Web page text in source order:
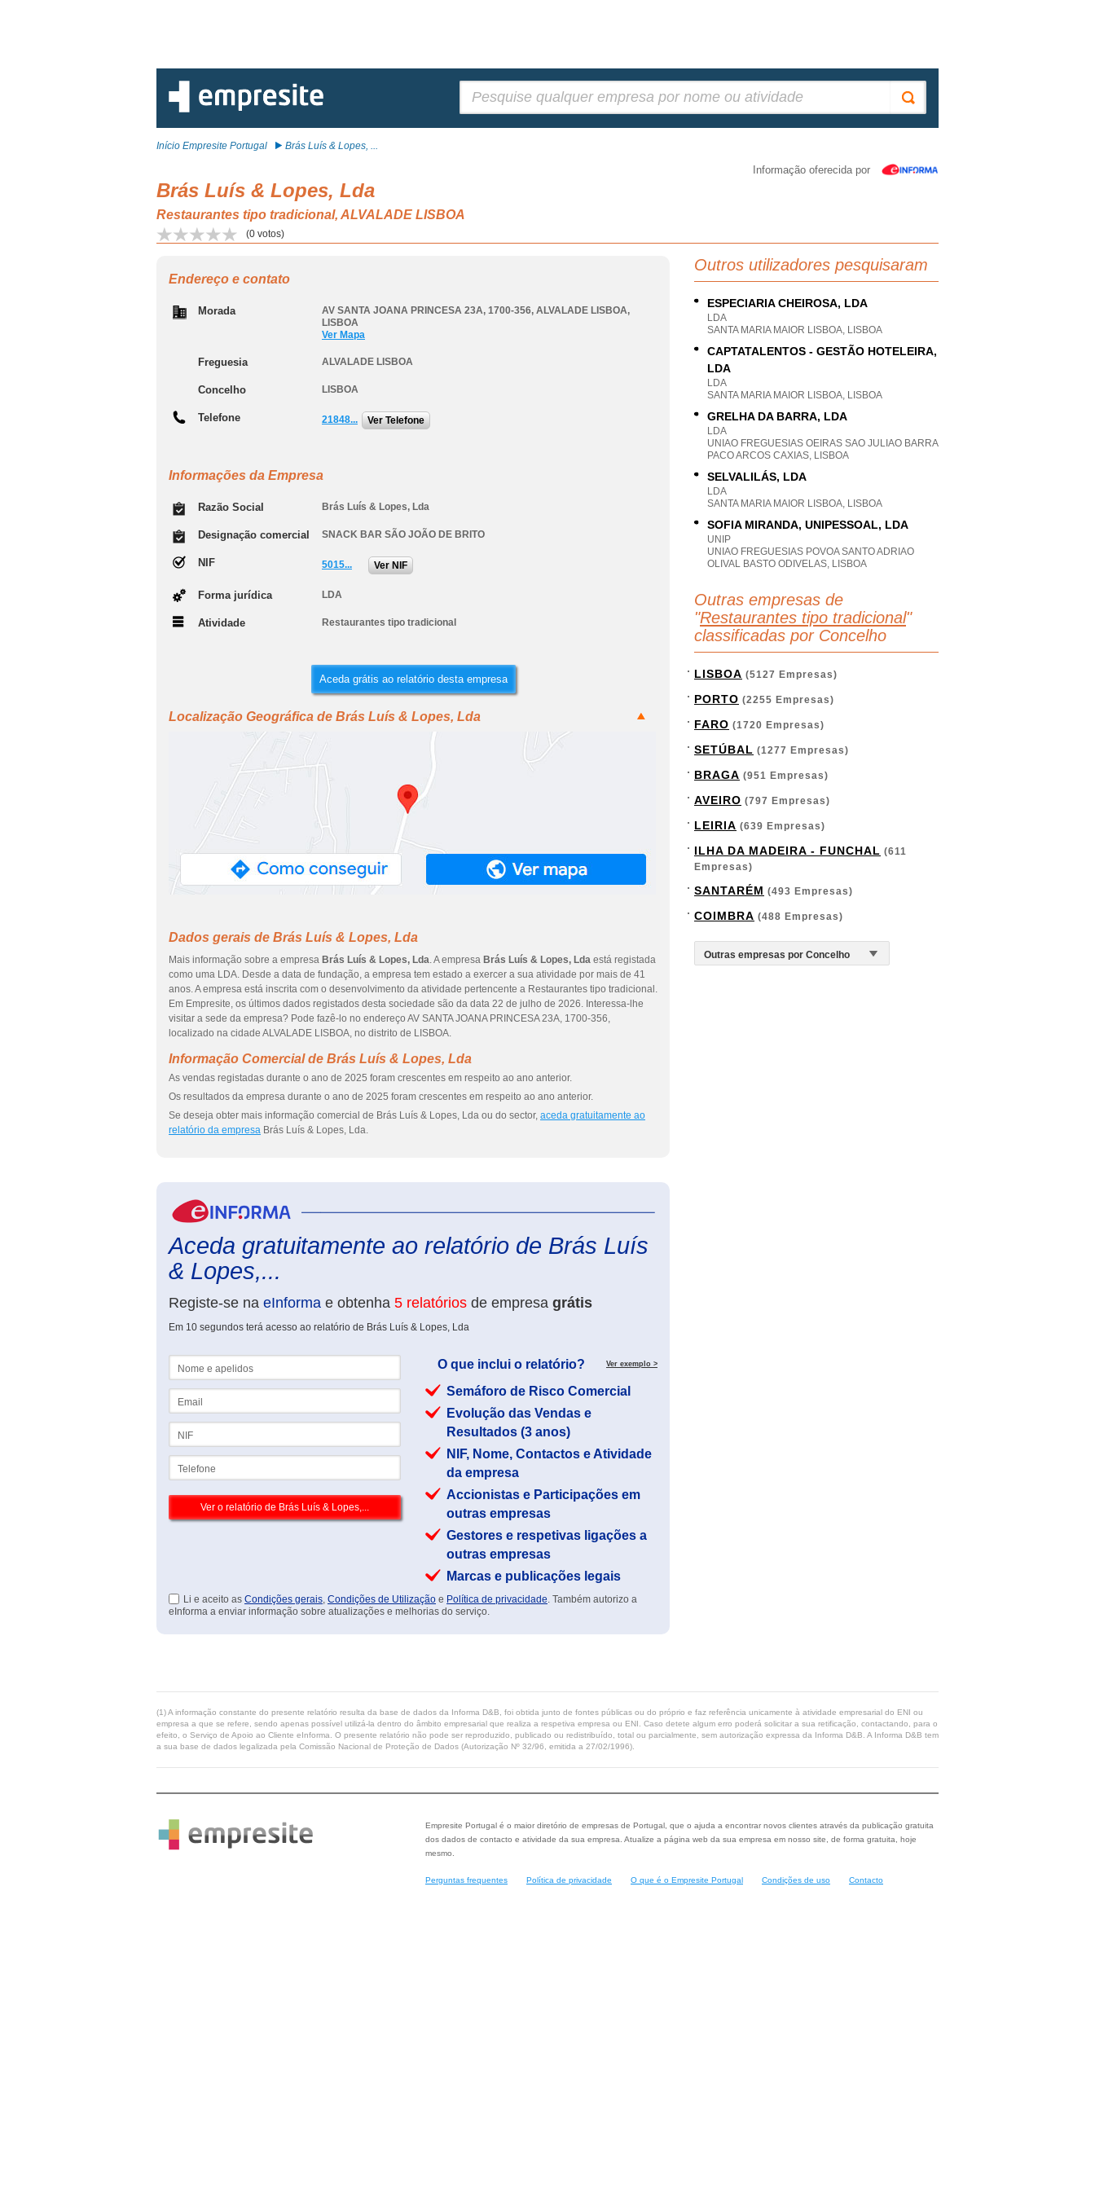
Início Empresite Portugal Brás Luís & Lopes, ...
Informação oferecida por
Brás Luís & Lopes, Lda
Restaurantes tipo tradicional, ALVALADE LISBOA
(0 votos)
Endereço e contato
Morada AV SANTA JOANA PRINCESA 23A, 1700-356, ALVALADE LISBOA,
LISBOA
Ver Mapa
Freguesia ALVALADE LISBOA
Concelho LISBOA
Telefone 21848... Ver Telefone
Informações da Empresa
Razão Social Brás Luís & Lopes, Lda
Designação comercial SNACK BAR SÃO JOÃO DE BRITO
NIF 5015... Ver NIF
Forma jurídica LDA
Atividade Restaurantes tipo tradicional
Aceda grátis ao relatório desta empresa
Localização Geográfica de Brás Luís & Lopes, Lda
Dados gerais de Brás Luís & Lopes, Lda
Mais informação sobre a empresa Brás Luís & Lopes, Lda. A empresa Brás Luís & Lopes, Lda está registada
como uma LDA. Desde a data de fundação, a empresa tem estado a exercer a sua atividade por mais de 41
anos. A empresa está inscrita com o desenvolvimento da atividade pertencente a Restaurantes tipo tradicional.
Em Empresite, os últimos dados registados desta sociedade são da data 22 de julho de 2026. Interessa-lhe
visitar a sede da empresa? Pode fazê-lo no endereço AV SANTA JOANA PRINCESA 23A, 1700-356,
localizado na cidade ALVALADE LISBOA, no distrito de LISBOA.
Informação Comercial de Brás Luís & Lopes, Lda
As vendas registadas durante o ano de 2025 foram crescentes em respeito ao ano anterior.
Os resultados da empresa durante o ano de 2025 foram crescentes em respeito ao ano anterior.
Se deseja obter mais informação comercial de Brás Luís & Lopes, Lda ou do sector, aceda gratuitamente ao
relatório da empresa Brás Luís & Lopes, Lda.
Aceda gratuitamente ao relatório de Brás Luís
& Lopes,...
Registe-se na eInforma e obtenha 5 relatórios de empresa grátis
Em 10 segundos terá acesso ao relatório de Brás Luís & Lopes, Lda
O que inclui o relatório? Ver exemplo >
Semáforo de Risco Comercial
Evolução das Vendas e
Resultados (3 anos)
NIF, Nome, Contactos e Atividade
da empresa
Accionistas e Participações em
outras empresas
Gestores e respetivas ligações a
outras empresas
Marcas e publicações legais
Li e aceito as Condições gerais, Condições de Utilização e Política de privacidade. Também autorizo a
eInforma a enviar informação sobre atualizações e melhorias do serviço.
Outros utilizadores pesquisaram
ESPECIARIA CHEIROSA, LDA
LDA
SANTA MARIA MAIOR LISBOA, LISBOA
CAPTATALENTOS - GESTÃO HOTELEIRA,
LDA
LDA
SANTA MARIA MAIOR LISBOA, LISBOA
GRELHA DA BARRA, LDA
LDA
UNIAO FREGUESIAS OEIRAS SAO JULIAO BARRA
PACO ARCOS CAXIAS, LISBOA
SELVALILÁS, LDA
LDA
SANTA MARIA MAIOR LISBOA, LISBOA
SOFIA MIRANDA, UNIPESSOAL, LDA
UNIP
UNIAO FREGUESIAS POVOA SANTO ADRIAO
OLIVAL BASTO ODIVELAS, LISBOA
Outras empresas de
"Restaurantes tipo tradicional"
classificadas por Concelho
LISBOA (5127 Empresas)
PORTO (2255 Empresas)
FARO (1720 Empresas)
SETÚBAL (1277 Empresas)
BRAGA (951 Empresas)
AVEIRO (797 Empresas)
LEIRIA (639 Empresas)
ILHA DA MADEIRA - FUNCHAL (611
Empresas)
SANTARÉM (493 Empresas)
COIMBRA (488 Empresas)
(1) A informação constante do presente relatório resulta da base de dados da Informa D&B, foi obtida junto de fontes públicas ou do próprio e faz referência unicamente à atividade empresarial do ENI ou
empresa a que se refere, sendo apenas possível utilizá-la dentro do âmbito empresarial que realiza a respetiva empresa ou ENI. Caso detete algum erro poderá solicitar a sua retificação, contactando, para o
efeito, o Serviço de Apoio ao Cliente eInforma. O presente relatório não pode ser reproduzido, publicado ou redistribuído, total ou parcialmente, sem autorização expressa da Informa D&B. A Informa D&B tem
a sua base de dados legalizada pela Comissão Nacional de Proteção de Dados (Autorização Nº 32/96, emitida a 27/02/1996).
Empresite Portugal é o maior diretório de empresas de Portugal, que o ajuda a encontrar novos clientes através da publicação gratuita
dos dados de contacto e atividade da sua empresa. Atualize a página web da sua empresa em nosso site, de forma gratuita, hoje
mesmo.
Perguntas frequentes Política de privacidade O que é o Empresite Portugal Condições de uso Contacto